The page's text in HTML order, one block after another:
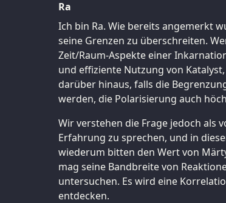
Ra
Ich bin Ra. Wie bereits angemerkt
seine Grenzen zu überschreiten.
Zeit/Raum-Aspekte einer
und effiziente Nutzung von
darüber hinaus, falls die
werden, die Polarisierung auch
Wir verstehen die Frage jedoch als
Erfahrung zu sprechen, und in
wiederum bitten den Wert von
mag seine Bandbreite von
untersuchen. Es wird eine
entdecken.